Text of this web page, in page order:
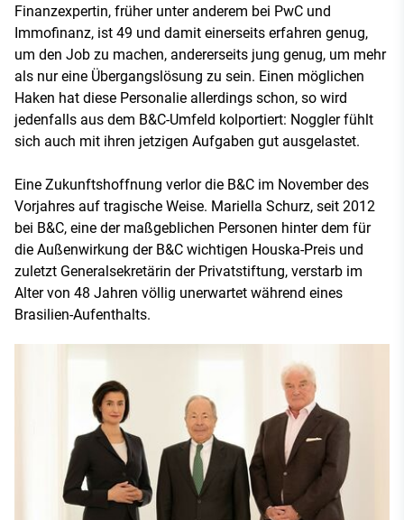
Finanzexpertin, früher unter anderem bei PwC und
Immofinanz, ist 49 und damit einerseits erfahren genug,
um den Job zu machen, andererseits jung genug, um mehr
als nur eine Übergangslösung zu sein. Einen möglichen
Haken hat diese Personalie allerdings schon, so wird
jedenfalls aus dem B&C-Umfeld kolportiert: Noggler fühlt
sich auch mit ihren jetzigen Aufgaben gut ausgelastet.
Eine Zukunftshoffnung verlor die B&C im November des
Vorjahres auf tragische Weise. Mariella Schurz, seit 2012
bei B&C, eine der maßgeblichen Personen hinter dem für
die Außenwirkung der B&C wichtigen Houska-Preis und
zuletzt Generalsekretärin der Privatstiftung, verstarb im
Alter von 48 Jahren völlig unerwartet während eines
Brasilien-Aufenthalts.